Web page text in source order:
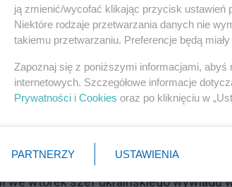
pocisków
Reklama
rakietowych dalekiego
tylko kilka zmasowanych ataków
we wtorek szef ukraińskiego wywiadu
ją zmienić/wycofać klikając przycisk
Niektóre rodzaje przetwarzania danych nie
takiemu przetwarzaniu. Preferencje będą
Zapoznaj się z poniższymi informacjami,
internetowych. Szczegółowe informacje
Prywatności i Cookies oraz po kliknięciu w
PARTNERZY USTAWIENIA